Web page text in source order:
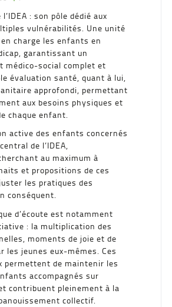
: son pôle dédié aux
vulnérabilités. Une unité
charge les enfants en
garantissant un
médico-social complet et
évaluation santé, quant à lui,
approfondi, permettant
aux besoins physiques et
chaque enfant.
active des enfants concernés
de l’IDEA,
au maximum à
et propositions de ces
les pratiques des
conséquent.
d’écoute est notamment
: la multiplication des
moments de joie et de
les jeunes eux-mêmes. Ces
permettent de maintenir les
accompagnés sur
contribuent pleinement à la
collectif.